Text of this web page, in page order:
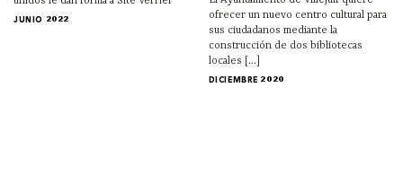
JUNIO 2022
ofrecer un nuevo centro cultural para
sus ciudadanos mediante la
construcción de dos bibliotecas
locales [...]
DICIEMBRE 2020